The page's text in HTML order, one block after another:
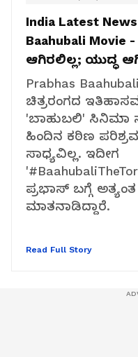
India Latest
Baahubali
ಆಗಿರಲಿಲ್ಲ; ಯುದ್ಧ
Prabhas
ಚಿತ್ರರಂಗದ
'ಬಾಹುಬಲಿ' ಸಿನಿಮಾ
ಹಿಂದಿನ ಕಠಿಣ
ಸಾಧ್ಯವಿಲ್ಲ. ಇದೀಗ
ಪ್ರಭಾಸ್ ಬಗ್ಗೆ
ಮಾತನಾಡಿದ್ದಾರೆ.
Read Full Story